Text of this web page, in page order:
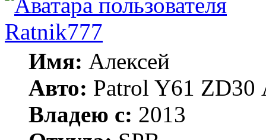
Ratnik777
Имя: Алексей
Авто: Patrol Y61
Владею с: 2013